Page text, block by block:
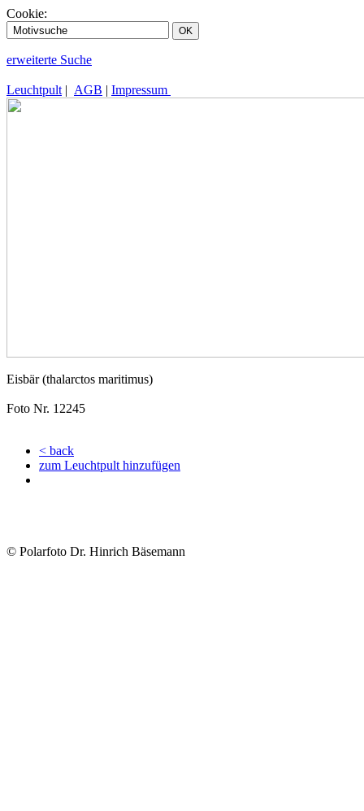
Cookie:
erweiterte Suche
Leuchtpult | AGB | Impressum
Eisbär (thalarctos maritimus)
Foto Nr. 12245
< back
zum Leuchtpult hinzufügen
© Polarfoto Dr. Hinrich Bäsemann